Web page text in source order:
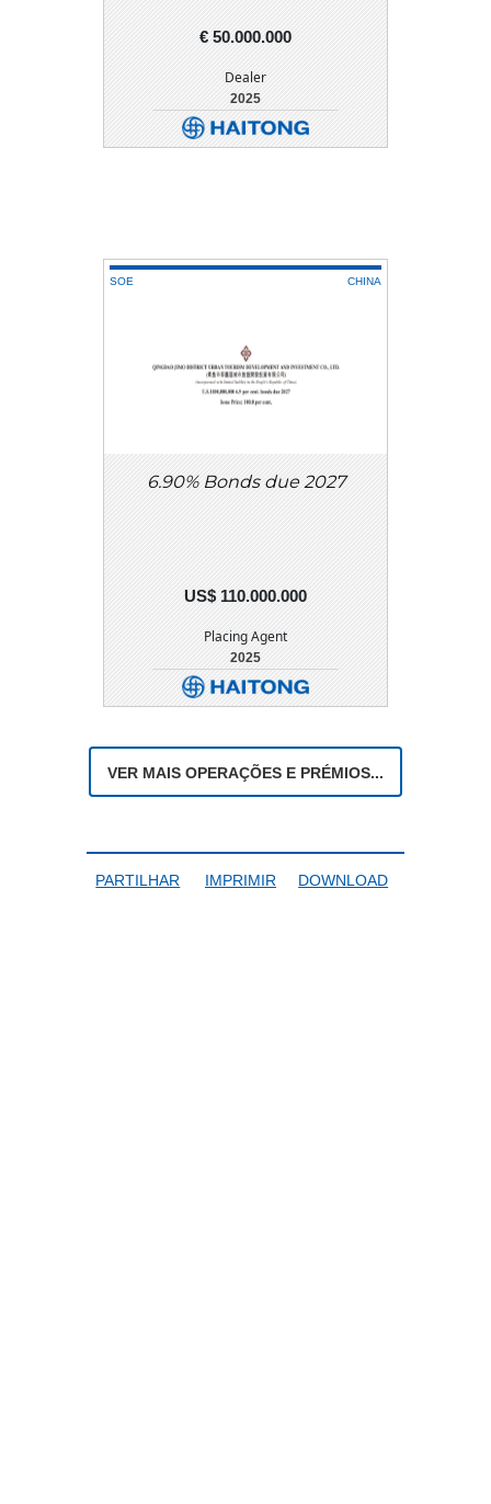
€ 50.000.000
Dealer
2025
DETALHE DOWNLOAD
SOE CHINA
6.90% Bonds due 2027
US$ 110.000.000
Placing Agent
2025
DETALHE DOWNLOAD
VER MAIS OPERAÇÕES E PRÉMIOS...
PARTILHAR IMPRIMIR DOWNLOAD